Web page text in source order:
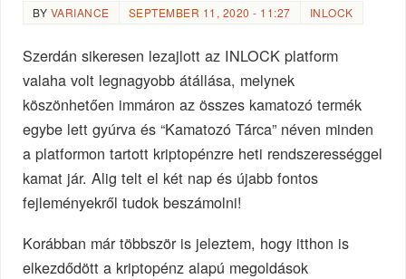
BY VARIANCE SEPTEMBER 11, 2020 - 11:27 INLOCK
Szerdán sikeresen lezajlott az INLOCK platform
valaha volt legnagyobb átállása, melynek
köszönhetően immáron az összes kamatozó termék
egybe lett gyúrva és “Kamatozó Tárca” néven minden
a platformon tartott kriptopénzre heti rendszerességgel
kamat jár. Alig telt el két nap és újabb fontos
fejleményekről tudok beszámolni!
Korábban már többször is jeleztem, hogy itthon is
elkezdődött a kriptopénz alapú megoldások